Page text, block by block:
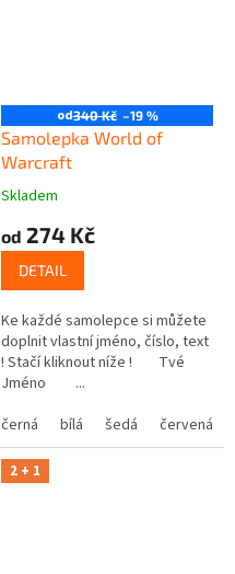
od340 Kč –19 %
Samolepka World of
Warcraft
Skladem
od 274 Kč
DETAIL
Ke každé samolepce si můžete
doplnit vlastní jméno, číslo, text
! Stačí kliknout níže ! Tvé
Jméno ...
černá
bílá šedá červená
2 + 1